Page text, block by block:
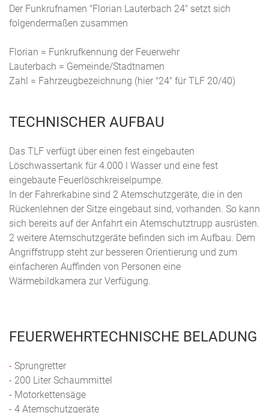
Der Funkrufnamen "Florian Lauterbach 24" setzt sich
folgendermaßen zusammen
Florian = Funkrufkennung der Feuerwehr
Lauterbach = Gemeinde/Stadtnamen
Zahl = Fahrzeugbezeichnung (hier "24" für TLF 20/40)
TECHNISCHER AUFBAU
Das TLF verfügt über einen fest eingebauten
Löschwassertank für 4.000 l Wasser und eine fest
eingebaute Feuerlöschkreiselpumpe.
In der Fahrerkabine sind 2 Atemschutzgeräte, die in den
Rückenlehnen der Sitze eingebaut sind, vorhanden. So kann
sich bereits auf der Anfahrt ein Atemschutztrupp ausrüsten.
2 weitere Atemschutzgeräte befinden sich im Aufbau. Dem
Angriffstrupp steht zur besseren Orientierung und zum
einfacheren Auffinden von Personen eine
Wärmebildkamera zur Verfügung.
FEUERWEHRTECHNISCHE BELADUNG
- Sprungretter
- 200 Liter Schaummittel
- Motorkettensäge
- 4 Atemschutzgeräte